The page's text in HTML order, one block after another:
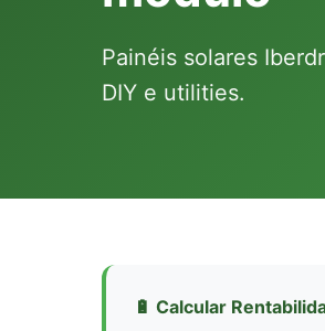
Painéis solares
DIY e utilities.
🔋 Calcular